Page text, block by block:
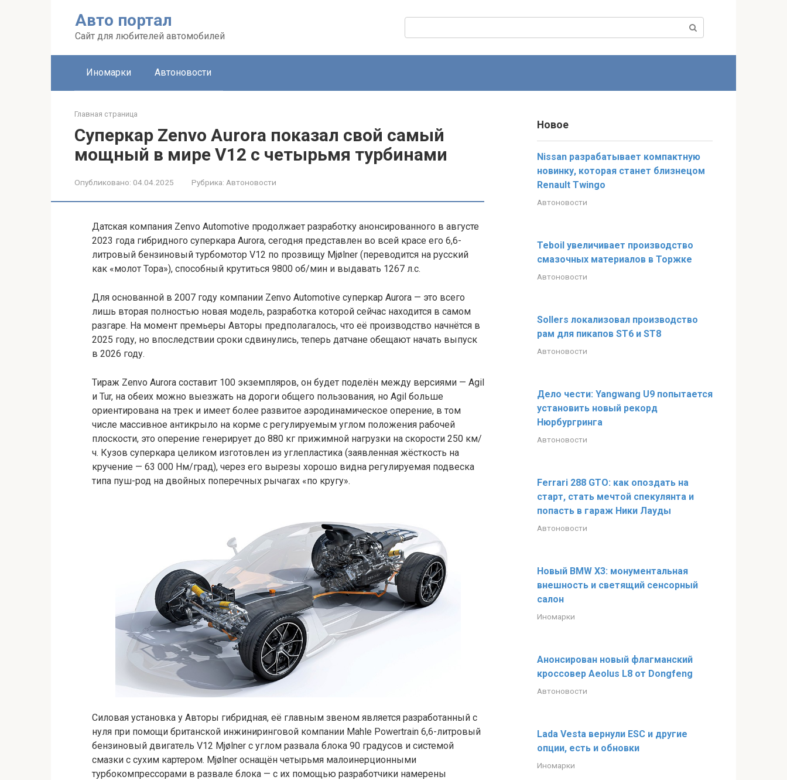
Авто портал
Сайт для любителей автомобилей
Иномарки Автоновости
Главная страница
Суперкар Zenvo Aurora показал свой самый
мощный в мире V12 c четырьмя турбинами
Опубликовано: 04.04.2025 Рубрика: Автоновости
Датская компания Zenvo Automotive продолжает разработку анонсированного в августе
2023 года гибридного суперкара Aurora, сегодня представлен во всей красе его 6,6-
литровый бензиновый турбомотор V12 по прозвищу Mjølner (переводится на русский
как «молот Тора»), способный крутиться 9800 об/мин и выдавать 1267 л.с.
Для основанной в 2007 году компании Zenvo Automotive суперкар Aurora — это всего
лишь вторая полностью новая модель, разработка которой сейчас находится в самом
разгаре. На момент премьеры Авторы предполагалось, что её производство начнётся в
2025 году, но впоследствии сроки сдвинулись, теперь датчане обещают начать выпуск
в 2026 году.
Тираж Zenvo Aurora составит 100 экземпляров, он будет поделён между версиями — Agil
и Tur, на обеих можно выезжать на дороги общего пользования, но Agil больше
ориентирована на трек и имеет более развитое аэродинамическое оперение, в том
числе массивное антикрыло на корме с регулируемым углом положения рабочей
плоскости, это оперение генерирует до 880 кг прижимной нагрузки на скорости 250 км/
ч. Кузов суперкара целиком изготовлен из углепластика (заявленная жёсткость на
кручение — 63 000 Нм/град), через его вырезы хорошо видна регулируемая подвеска
типа пуш-род на двойных поперечных рычагах «по кругу».
Силовая установка у Авторы гибридная, её главным звеном является разработанный с
нуля при помощи британской инжиниринговой компании Mahle Powertrain 6,6-литровый
бензиновый двигатель V12 Mjølner с углом развала блока 90 градусов и системой
смазки с сухим картером. Mjølner оснащён четырьмя малоинерционными
турбокомпрессорами в развале блока — с их помощью разработчики намерены
Новое
Nissan разрабатывает компактную
новинку, которая станет близнецом
Renault Twingo
Автоновости
Teboil увеличивает производство
смазочных материалов в Торжке
Автоновости
Sollers локализовал производство
рам для пикапов ST6 и ST8
Автоновости
Дело чести: Yangwang U9 попытается
установить новый рекорд
Нюрбургринга
Автоновости
Ferrari 288 GTO: как опоздать на
старт, стать мечтой спекулянта и
попасть в гараж Ники Лауды
Автоновости
Новый BMW X3: монументальная
внешность и светящий сенсорный
салон
Иномарки
Анонсирован новый флагманский
кроссовер Aeolus L8 от Dongfeng
Автоновости
Lada Vesta вернули ESC и другие
опции, есть и обновки
Иномарки